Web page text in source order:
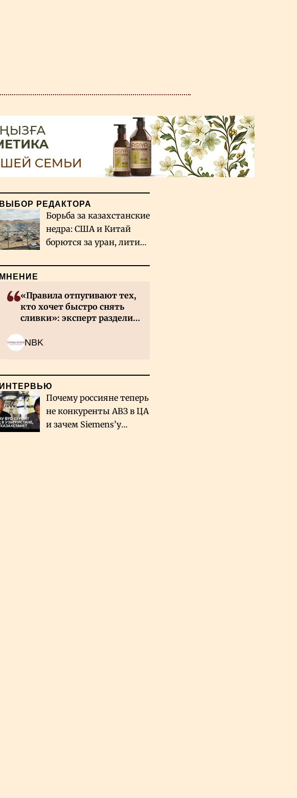
ВЫБОР РЕДАКТОРА
Борьба за казахстанские
недра: США и Китай
борются за уран, литий
МНЕНИЕ
«Правила отпугивают тех,
кто хочет быстро снять
сливки»: эксперт разделил
NBK
ИНТЕРВЬЮ
Почему россияне теперь
не конкуренты АВЗ в ЦА
и зачем Siemens’у